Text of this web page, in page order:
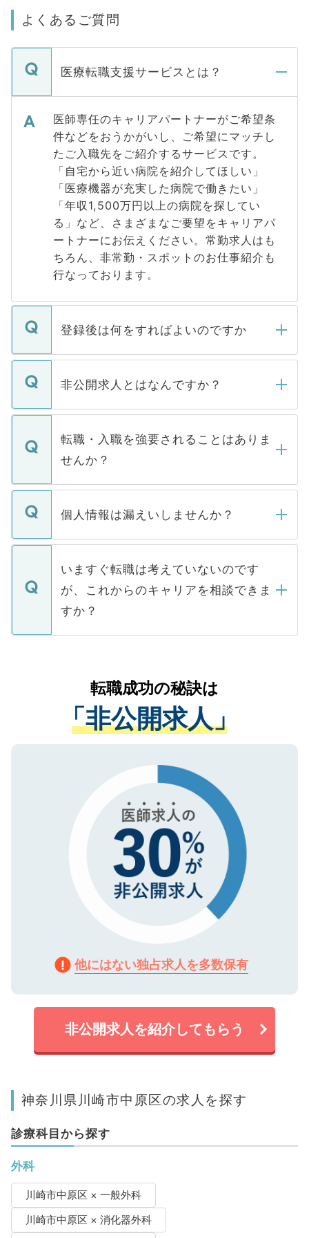
よくあるご質問
医療転職支援サービスとは？
医師専任のキャリアパートナーがご希望条
件などをおうかがいし、ご希望にマッチし
たご入職先をご紹介するサービスです。
「自宅から近い病院を紹介してほしい」
「医療機器が充実した病院で働きたい」
「年収1,500万円以上の病院を探してい
る」など、さまざまなご要望をキャリアパ
ートナーにお伝えください。常勤求人はも
ちろん、非常勤・スポットのお仕事紹介も
行なっております。
登録後は何をすればよいのですか
ご登録いただきましたら、弊社担当者がご
登録内容を確認し、その後メールもしくは
ます。通常、5営業日以内にはご連絡をせて
いただきますので、しばらくお待ちくださ
い。
非公開求人とはなんですか？
マイナビDOCTORで取り扱っている求人の
うち約3割は、Webサイトからご覧いただ
けない「非公開求人」です。非公開求人は
下記の理由によって、一般には公開してい
ません。
■応募殺到を避けるため 人気のある医療機
関を公にしてしまうと、応募が殺到する場
に、医療機関が求める条件に合った人材の
みを人材紹介会社に依頼するケースが増え
ています。
転職・入職を強要されることはありま
せんか？
転職・入職を強要することは一切ありませ
ん。また、仮に応募先から内定をいただい
定を承諾する必要はありません。内定先へ
の辞退の連絡はキャリアパートナーが行い
ますので、ご安心ください。
個人情報は漏えいしませんか？
個人情報が漏えいすることはありませんの
で、ご安心ください。当サイトからの登録
などで収集したご登録者様の個人情報は、
ご本人のキャリアアップおよび転職活動の
支援を目的に使用いたします。お預かりし
ているすべての個人データはご本人の許可
は、個人情報の取り扱いについての厳密な
管理基準を満たした事業者のみに付与され
る、プライバシーマークを取得済みです。
ご登録いただいた個人情報は、SSL（デー
で、機密保持に関してもご安心ください。
いますぐ転職は考えていないのです
が、これからのキャリアを相談できま
すか？
かがいして、現在の医療機関の状況や紹介
経験をまじえながら、適切なアドバイスを
させていただきます。すぐにご転職をされ
ない方には、長期的なサポートが可能です
ので、まずはご登録ください。
転職成功の秘訣は
「非公開求人」
他にはない独占求人を多数保有
非公開求人を紹介してもらう
神奈川県川崎市中原区の求人を探す
診療科目から探す
外科
川崎市中原区 × 一般外科
川崎市中原区 × 消化器外科